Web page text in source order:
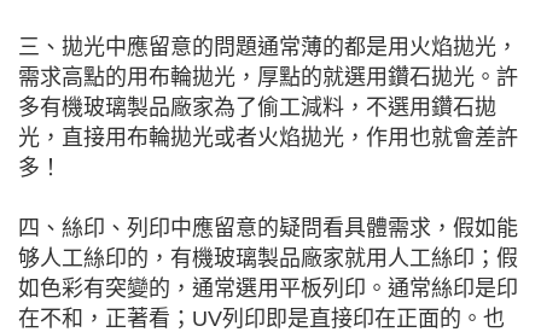
三、拋光中應留意的問題通常薄的都是用火焰拋光，
需求高點的用布輪拋光，厚點的就選用鑽石拋光。許
多有機玻璃製品廠家為了偷工減料，不選用鑽石拋
光，直接用布輪拋光或者火焰拋光，作用也就會差許
多！
四、絲印、列印中應留意的疑問看具體需求，假如能
够人工絲印的，有機玻璃製品廠家就用人工絲印；假
如色彩有突變的，通常選用平板列印。通常絲印是印
在不和，正著看；UV列印即是直接印在正面的。也